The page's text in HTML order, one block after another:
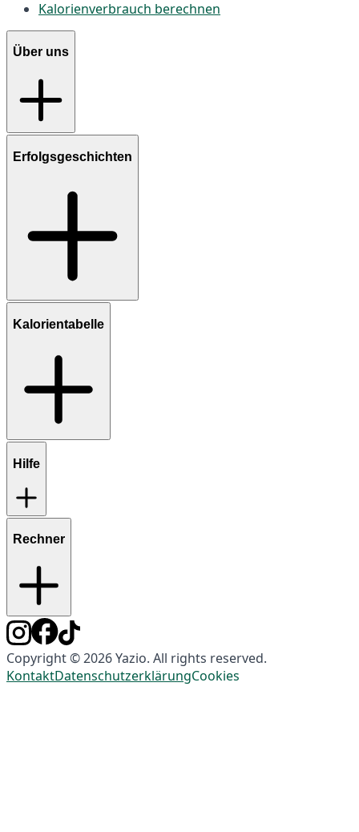
Kalorienverbrauch berechnen
Über uns
Erfolgsgeschichten
Kalorientabelle
Hilfe
Rechner
Copyright © 2026 Yazio. All rights reserved.
KontaktDatenschutzerklärungCookies